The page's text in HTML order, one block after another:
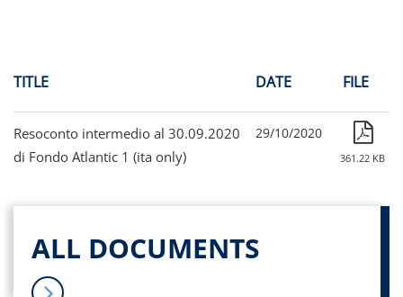
TITLE DATE FILE
Resoconto intermedio al 30.09.2020
di Fondo Atlantic 1 (ita only)
29/10/2020
361.22 KB
ALL DOCUMENTS